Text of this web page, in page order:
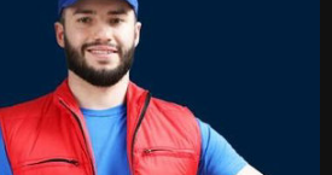
[Un maravilloso regalo para el
pelo para mascotas que nunca antes
de mascotas de tus sofás, sofás, camas,
Es práctico y sencillo. Ya no necesitas
en uso. DELOMO removedor de pelo